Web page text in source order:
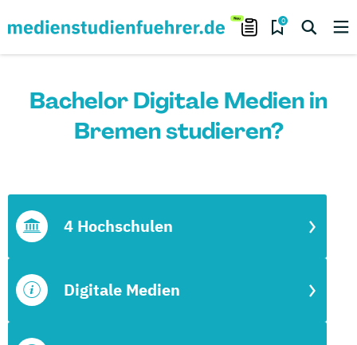
0
Bachelor Digitale Medien in
Bremen studieren?
Digitale Medien
4 Hochschulen